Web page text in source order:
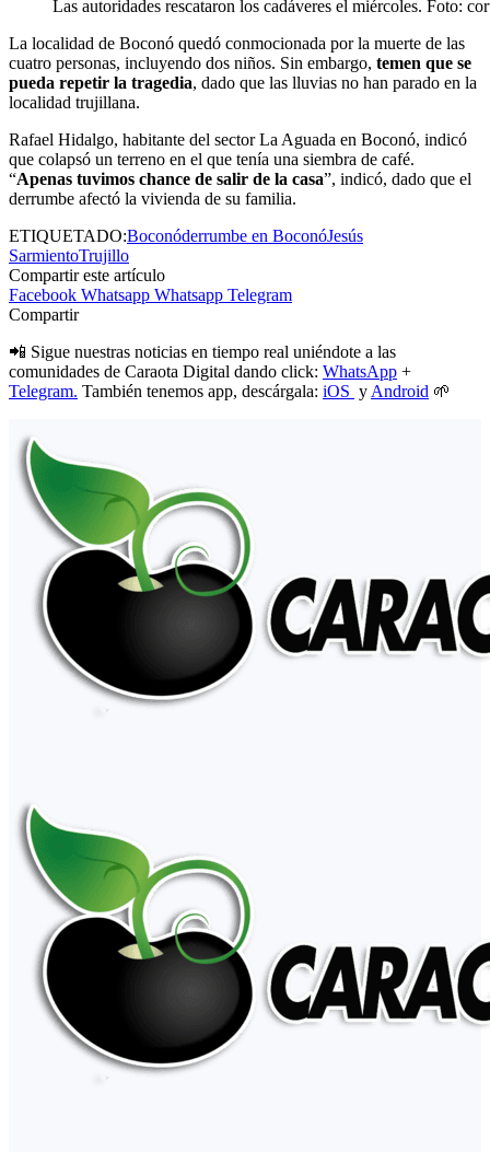
Las autoridades rescataron los cadáveres el miércoles. Foto:
La localidad de Boconó quedó conmocionada por la muerte de las
cuatro personas, incluyendo dos niños. Sin embargo, temen que se
pueda repetir la tragedia, dado que las lluvias no han parado en la
localidad trujillana.
Rafael Hidalgo, habitante del sector La Aguada en Boconó, indicó
que colapsó un terreno en el que tenía una siembra de café.
“Apenas tuvimos chance de salir de la casa”, indicó, dado que el
derrumbe afectó la vivienda de su familia.
ETIQUETADO:Boconóderrumbe en BoconóJesús
SarmientoTrujillo
Compartir este artículo
Facebook Whatsapp Whatsapp Telegram
Compartir
📲 Sigue nuestras noticias en tiempo real uniéndote a las
comunidades de Caraota Digital dando click: WhatsApp +
Telegram. También tenemos app, descárgala: iOS y Android 🌱